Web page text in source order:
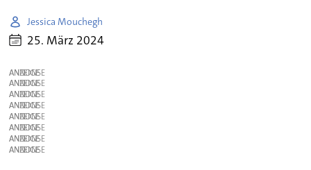
Jessica Mouchegh
25. März 2024
ANZEIGE
ANZEIGE
ANZEIGE
ANZEIGE
ANZEIGE
ANZEIGE
ANZEIGE
ANZEIGE